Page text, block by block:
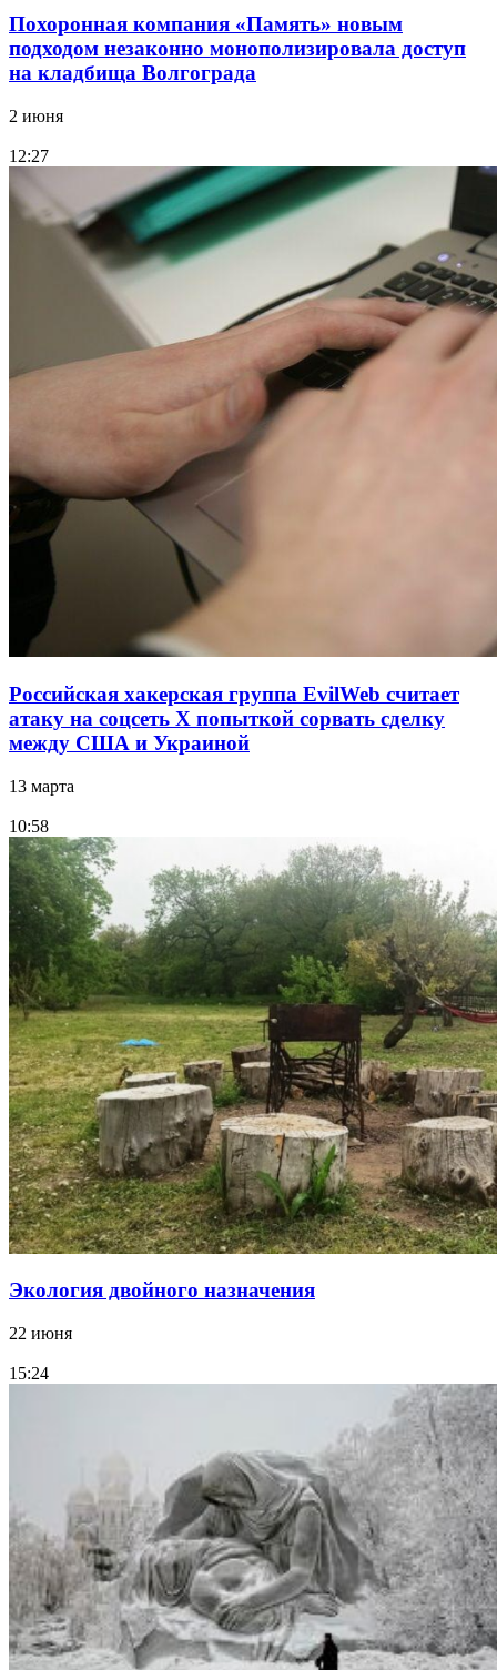
Похоронная компания «Память» новым
подходом незаконно монополизировала доступ
на кладбища Волгограда
2 июня
12:27
Российская хакерская группа EvilWeb считает
атаку на соцсеть Х попыткой сорвать сделку
между США и Украиной
13 марта
10:58
Экология двойного назначения
22 июня
15:24